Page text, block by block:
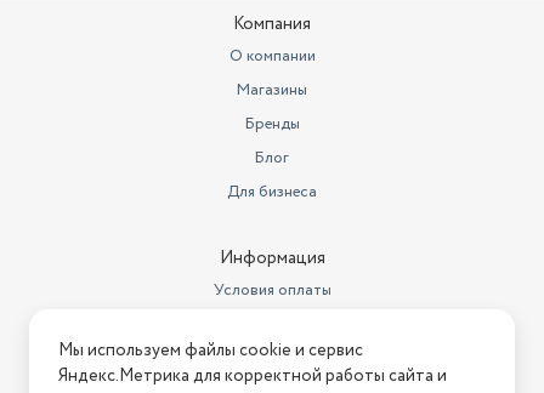
Компания
О компании
Магазины
Бренды
Блог
Для бизнеса
Информация
Условия оплаты
Условия возврата
Мы используем файлы cookie и сервис
Яндекс.Метрика для корректной работы сайта и